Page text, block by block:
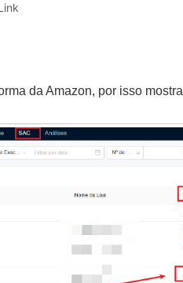
da Amazon, por isso mostra